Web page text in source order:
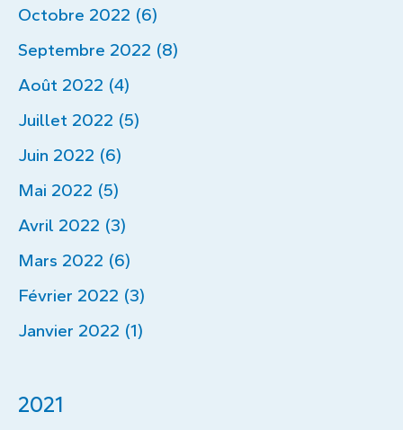
Octobre 2022 (6)
Septembre 2022 (8)
Août 2022 (4)
Juillet 2022 (5)
Juin 2022 (6)
Mai 2022 (5)
Avril 2022 (3)
Mars 2022 (6)
Février 2022 (3)
Janvier 2022 (1)
2021